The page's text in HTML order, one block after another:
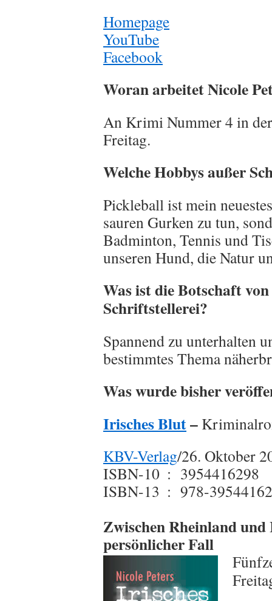
Homepage
YouTube
Facebook
Woran arbeitet Nicole
An Krimi Nummer 4 in
Freitag.
Welche Hobbys außer
Pickleball ist mein
sauren Gurken zu tun,
Badminton, Tennis und
unseren Hund, die Natur
Was ist die Botschaft
Schriftstellerei?
Spannend zu unterhalten
bestimmtes Thema
Was wurde bisher
Irisches Blut–
KBV-Verlag/26. Oktober
ISBN-10 ‏ : ‎ 3954416298
ISBN-13 ‏ : ‎ 978-
Zwischen Rheinland
persönlicher Fall